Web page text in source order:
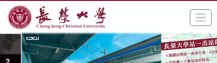
跳到主要內容區塊
長榮大學全球資訊網中文網頁
手